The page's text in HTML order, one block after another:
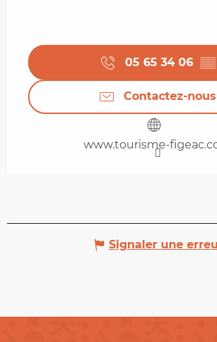
05 65 34 06 ▒▒
Contactez-nous
www.tourisme-
Signaler une